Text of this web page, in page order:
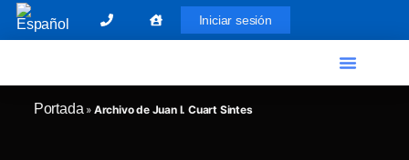
Iniciar sesión
Portada» Archivo de Juan I. Cuart Sintes